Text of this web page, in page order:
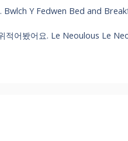
Bwlch Y Fedwen Bed and
적어봤어요. Le Neoulous Le